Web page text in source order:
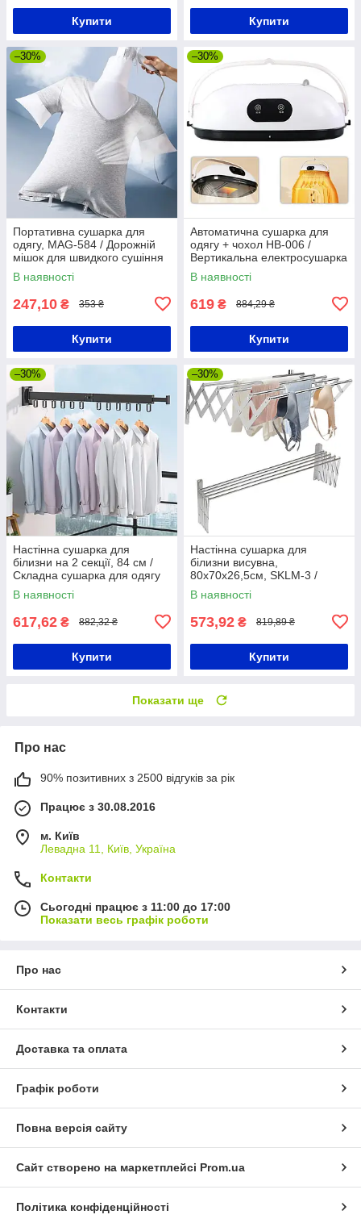
Купити Купити
–30%
Портативна сушарка для
одягу, MAG-584 / Дорожній
мішок для швидкого сушіння
одягу
В наявності
247,10 ₴ 353 ₴
Купити
–30%
Автоматична сушарка для
одягу + чохол HB-006 /
Вертикальна електросушарка
для білизни з таймером
В наявності
619 ₴ 884,29 ₴
Купити
–30%
Настінна сушарка для
білизни на 2 секції, 84 см /
Складна сушарка для одягу
на балкон / Сушка для одягу
В наявності
617,62 ₴ 882,32 ₴
Купити
–30%
Настінна сушарка для
білизни висувна,
80х70х26,5см, SKLM-3 /
Вішалка сушарка для одягу /
Сушка для речей
В наявності
573,92 ₴ 819,89 ₴
Купити
Показати ще
Про нас
90% позитивних з 2500 відгуків за рік
Працює з 30.08.2016
м. Київ
Левадна 11, Київ, Україна
Контакти
Сьогодні працює з 11:00 до 17:00
Показати весь графік роботи
Про нас
Контакти
Доставка та оплата
Графік роботи
Повна версія сайту
Сайт створено на маркетплейсі Prom.ua
Політика конфіденційності